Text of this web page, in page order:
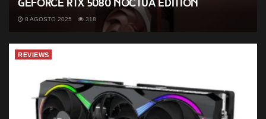
GeForce RTX 5080 Noctua Edition
8 AGOSTO 2025 318
REVIEWS